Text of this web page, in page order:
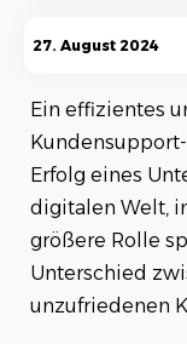
Was ist ein
Die Vorteile
1. Verbesserte
2.
3. Bessere
4. Verbesserte
27. August 2024
Ein effizientes
Erfolg eines
digitalen Welt,
größere Rolle
Unterschied
unzufriedenen